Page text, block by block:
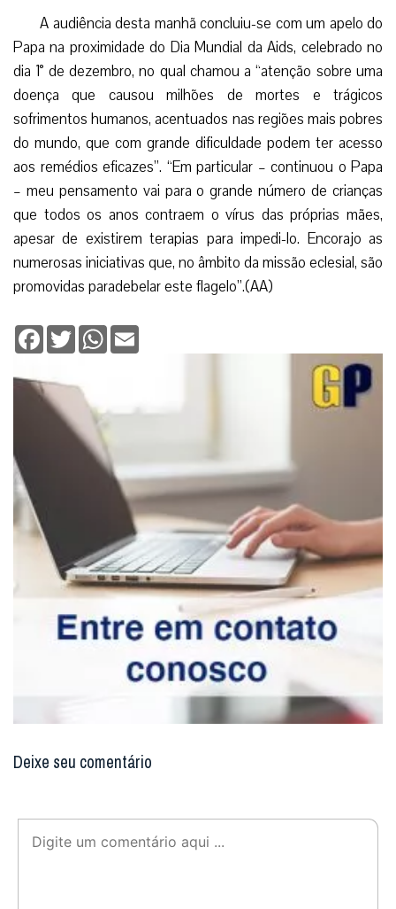
A audiência desta manhã concluiu-se com um apelo do
Papa na proximidade do Dia Mundial da Aids, celebrado no
dia 1° de dezembro, no qual chamou a “atenção sobre uma
doença que causou milhões de mortes e trágicos
sofrimentos humanos, acentuados nas regiões mais pobres
do mundo, que com grande dificuldade podem ter acesso
aos remédios eficazes”. “Em particular – continuou o Papa
– meu pensamento vai para o grande número de crianças
que todos os anos contraem o vírus das próprias mães,
apesar de existirem terapias para impedi-lo. Encorajo as
numerosas iniciativas que, no âmbito da missão eclesial, são
promovidas paradebelar este flagelo”.(AA)
Facebook
TwitterWhatsApp
Deixe seu comentário